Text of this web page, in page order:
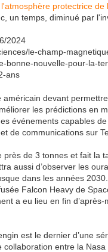
l'atmosphère protectrice de
un temps, diminué par
2024
le-champ-
bonne-nouvelle-pour-la-
ans
américain devant
les prédictions en
événements capables
de communications sur
près de 3 tonnes et fait la
aussi d’observer les
dans les années 2030.
Falcon Heavy de
a eu lieu en fin d’après-
est le dernier d’une
collaboration entre la Nasa